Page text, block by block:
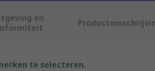
en
te selecteren.